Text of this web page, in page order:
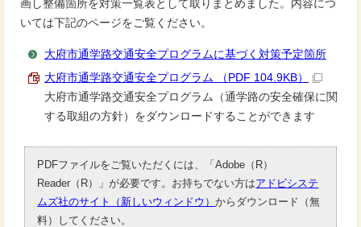
画し整備箇所を対策一覧表として取りまとめました。内容につ
いては下記のページをご覧ください。
大府市通学路交通安全プログラムに基づく対策予定箇所
大府市通学路交通安全プログラム （PDF 104.9KB）
大府市通学路交通安全プログラム（通学路の安全確保に関
する取組の方針）をダウンロードすることができます
PDFファイルをご覧いただくには、「Adobe（R）
Reader（R）」が必要です。お持ちでない方はアドビシステ
ムズ社のサイト（新しいウィンドウ）からダウンロード（無
料）してください。